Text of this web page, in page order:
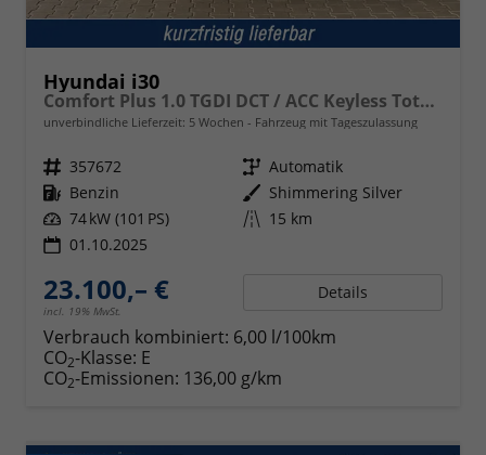
Hyundai i30
Comfort Plus 1.0 TGDI DCT / ACC Keyless Totwinkelassis. PDC V&H + Kamera Sitz Lenkradheizung LED Alu 17''
unverbindliche Lieferzeit: 5 Wochen Fahrzeug mit Tageszulassung
Fahrzeugnr. 357672 Getriebe Automatik
Kraftstoff Benzin Außenfarbe Shimmering Silver
Leistung 74 kW (101 PS) Kilometerstand 15 km
01.10.2025
23.100,– €
incl. 19% MwSt.
Details
Verbrauch kombiniert: 6,00 l/100km
CO2-Klasse: E
CO2-Emissionen: 136,00 g/km